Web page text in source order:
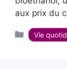
aux prix du
Vie